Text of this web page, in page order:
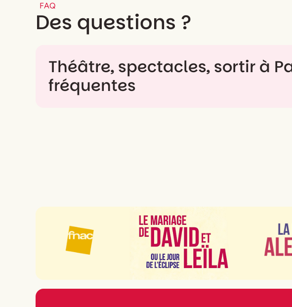
FAQ
Des questions ?
Théâtre, spectacles, sortir à
fréquentes
Le dimanche, beaucoup de salles parisiennes programment
spectacle. Mais il y a aussi quelques représentations en
week-end en beauté sans plomber la journée du lundi !
Que faire à Paris ce week-end